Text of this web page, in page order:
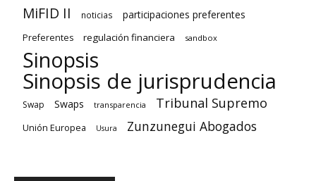
MiFID II noticias participaciones preferentes
Preferentes regulación financiera sandbox
Sinopsis
Sinopsis de jurisprudencia
Swap Swaps transparencia Tribunal Supremo
Unión Europea Usura Zunzunegui Abogados